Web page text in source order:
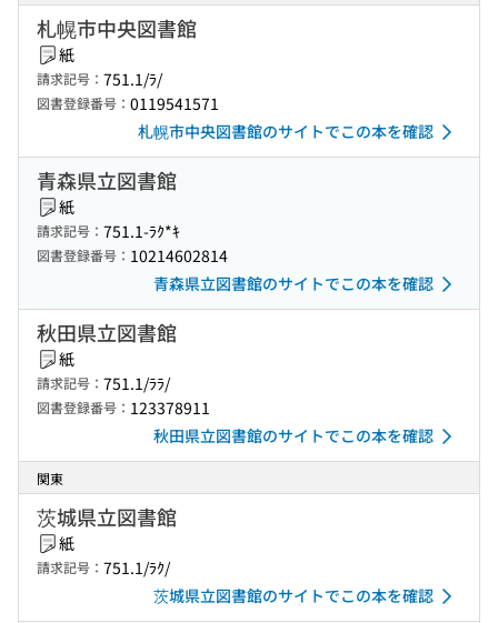
札幌市中央図書館
紙
請求記号： 751.1/ﾗ/
図書登録番号： 0119541571
札幌市中央図書館のサイトでこの本を確認
青森県立図書館
紙
請求記号： 751.1-ﾗｸ*ｷ
図書登録番号： 10214602814
青森県立図書館のサイトでこの本を確認
秋田県立図書館
紙
請求記号： 751.1/ﾗﾗ/
図書登録番号： 123378911
秋田県立図書館のサイトでこの本を確認
関東
茨城県立図書館
紙
請求記号： 751.1/ﾗｸ/
茨城県立図書館のサイトでこの本を確認